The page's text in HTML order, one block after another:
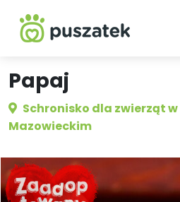
Papaj
Schronisko dla zwierząt
Mazowieckim